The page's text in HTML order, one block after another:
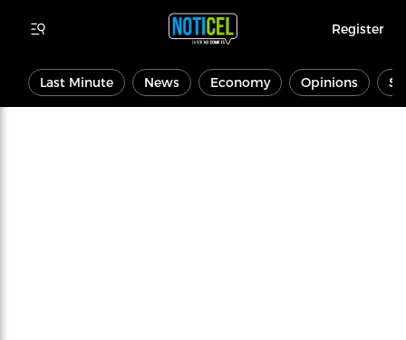
Register
Last Minute News Economy Opinions